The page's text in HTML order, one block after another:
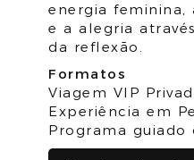
energia feminina,
e a alegria
da reflexão.
Formatos
Viagem VIP
Experiência em
Programa guiado